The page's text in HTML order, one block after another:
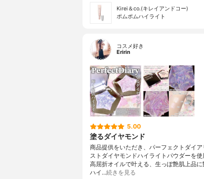
Kirei＆co.(キレイアンドコー)
ポムポムハイライト
コスメ好き
Eririn
5.00
塗るダイヤモンド
商品提供をいただき、パーフェクトダイ
ストダイヤモンドハイライトパウダーを
高屈折オイルで叶える、生っぽ艶肌上品
ハイ…続きを見る